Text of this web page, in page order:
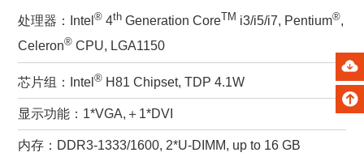
处理器：Intel® 4th Generation CoreTM i3/i5/i7, Pentium®,
Celeron®CPU, LGA1150
芯片组：Intel® H81 Chipset, TDP 4.1W
显示功能：1*VGA,＋1*DVI
内存：DDR3-1333/1600, 2*U-DIMM, up to 16 GB